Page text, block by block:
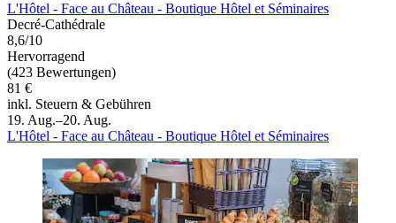
L'Hôtel - Face au Château - Boutique Hôtel et Séminaires
Decré-Cathédrale
8,6/10
Hervorragend
(423 Bewertungen)
81 €
inkl. Steuern & Gebühren
19. Aug.–20. Aug.
L'Hôtel - Face au Château - Boutique Hôtel et Séminaires